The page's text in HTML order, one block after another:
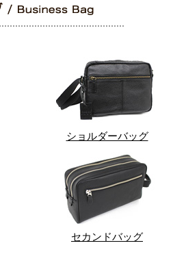
ショルダーバッグ
セカンドバッグ